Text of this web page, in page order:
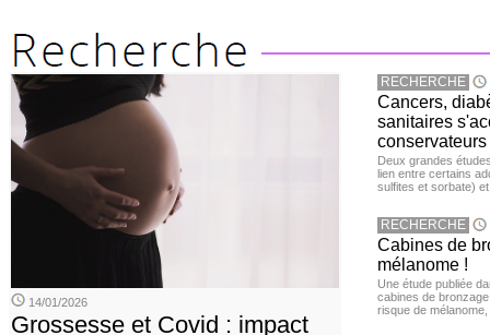
14/01/2026
Grossesse et Covid : impact
RECHERCHE
Cancers,
sanitaires
conservateurs
Deux grandes
lien entre certains
sulfites et sorbate)
RECHERCHE
Cabines de
mélanome !
Une étude publiée
cabines de
risque de